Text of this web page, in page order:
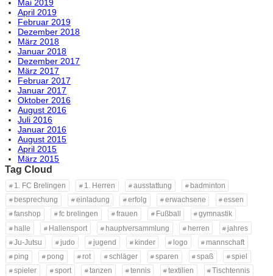
Mai 2019
April 2019
Februar 2019
Dezember 2018
März 2018
Januar 2018
Dezember 2017
März 2017
Februar 2017
Januar 2017
Oktober 2016
August 2016
Juli 2016
Januar 2016
August 2015
April 2015
März 2015
Tag Cloud
1. FC Brelingen 1. Herren ausstattung
badminton
besprechung
einladung erfolg erwachsene
essen
fanshop
fc brelingen frauen Fußball
gymnastik
halle
Hallensport hauptversammlung herren
jahres
Ju-Jutsu
judo jugend kinder logo
mannschaft
ping
pong rot schläger sparen spaß
spiel
spieler
sport tanzen tennis textilien
Tischtennis